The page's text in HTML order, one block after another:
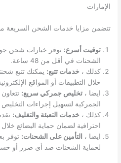
الإمارات
تتضمن مزايا خدمات الشحن السريعة
توقيت أسرع: توفر خيارات شحن
الشحنات في أقل من 48 ساعة.
كذلك ، خدمات تتبع: يمكنك تتبع
خلال التطبيقات أو المواقع
ايضا ،تخليص جمركي سريع:
الجمركية لتسهيل إجراءات
كذلك ، خدمات التعبئة والتغليف:
احترافية لضمان حماية البضائع خلال
ايضا ، التأمين على الشحنات: توفر
لحماية الشحنات ضد أي ضرر أو